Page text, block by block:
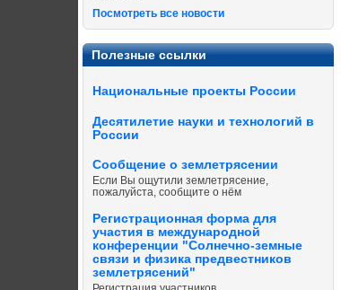
Посмотреть все новости
Полезные ссылки
Национальные проекты России
Десятилетие науки и технологий в
России
Сообщение о землетрясении
Если Вы ощутили землетрясение,
пожалуйста, сообщите о нём
Регистрационная форма для
участия в международной
конференции "Солнечно-земные
связи и физика предвестников
землетрясений"
Регистрация участников